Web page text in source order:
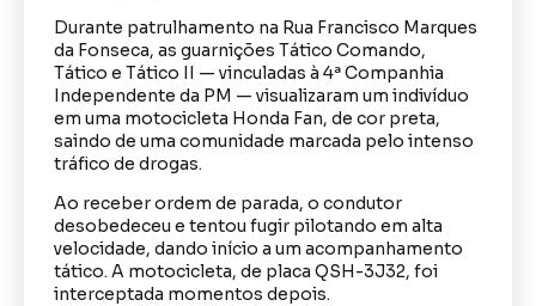
Durante patrulhamento na Rua Francisco Marques
da Fonseca, as guarnições Tático Comando,
Tático e Tático II — vinculadas à 4ª Companhia
Independente da PM — visualizaram um indivíduo
em uma motocicleta Honda Fan, de cor preta,
saindo de uma comunidade marcada pelo intenso
tráfico de drogas.
Ao receber ordem de parada, o condutor
desobedeceu e tentou fugir pilotando em alta
velocidade, dando início a um acompanhamento
tático. A motocicleta, de placa QSH-3J32, foi
interceptada momentos depois.